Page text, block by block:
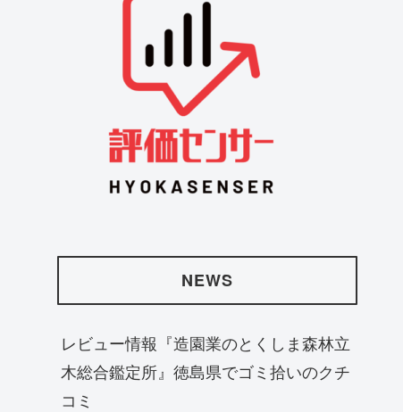
NEWS
レビュー情報『造園業のとくしま森林立
木総合鑑定所』徳島県でゴミ拾いのクチ
コミ